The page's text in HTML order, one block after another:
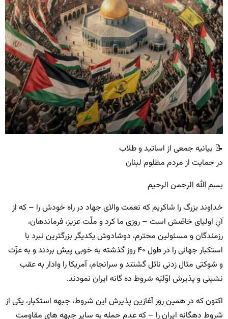
📝 بیانیه جمعی از اساتید و طلاب
در حمایت از مردم مظلوم لبنان
بسم الله الرحمن الرحیم
خداوند بزرگ را شاکریم که نعمت والای جهاد در راه خودش را – که از
آنِ اولیای خاصّش است – روزی ما کرد و ملّت عزیز، فرماندهان،
رزمندگان و مسئولین محترم، دوشادوش یکدیگر بزرگترین نبرد با
استکبار جهانی را در طول ۴۰ روز گذشته به خوبی پیش بردند و به عزّت
و شوکتی مثال زدنی نائل گشتند و سرانجام، آمریکا را وادار به عقب
نشینی و پذیرش اوّلیّه شروط ده گانه ایران نمودند.
اکنون که در همین روز آغازین پذیرش این شروط، جبهه استکبار، یکی از
شروط دهگانه ایران را – که عدم حمله به سایر جبهه های مقاومت